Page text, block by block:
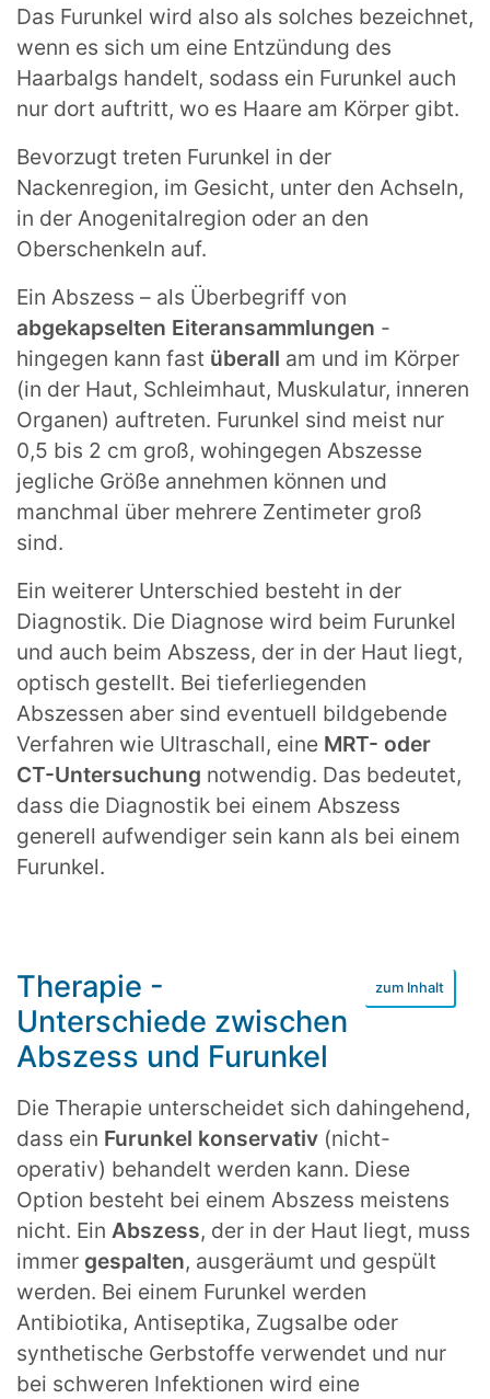
Das Furunkel wird also als solches bezeichnet,
wenn es sich um eine Entzündung des
Haarbalgs handelt, sodass ein Furunkel auch
nur dort auftritt, wo es Haare am Körper gibt.
Bevorzugt treten Furunkel in der
Nackenregion, im Gesicht, unter den Achseln,
in der Anogenitalregion oder an den
Oberschenkeln auf.
Ein Abszess – als Überbegriff von
abgekapselten Eiteransammlungen -
hingegen kann fast überall am und im Körper
(in der Haut, Schleimhaut, Muskulatur, inneren
Organen) auftreten. Furunkel sind meist nur
0,5 bis 2 cm groß, wohingegen Abszesse
jegliche Größe annehmen können und
manchmal über mehrere Zentimeter groß
sind.
Ein weiterer Unterschied besteht in der
Diagnostik. Die Diagnose wird beim Furunkel
und auch beim Abszess, der in der Haut liegt,
optisch gestellt. Bei tieferliegenden
Abszessen aber sind eventuell bildgebende
Verfahren wie Ultraschall, eine MRT- oder
CT-Untersuchung notwendig. Das bedeutet,
dass die Diagnostik bei einem Abszess
generell aufwendiger sein kann als bei einem
Furunkel.
Therapie -
Unterschiede zwischen
Abszess und Furunkel
Die Therapie unterscheidet sich dahingehend,
dass ein Furunkel konservativ (nicht-
operativ) behandelt werden kann. Diese
Option besteht bei einem Abszess meistens
nicht. Ein Abszess, der in der Haut liegt, muss
immer gespalten, ausgeräumt und gespült
werden. Bei einem Furunkel werden
Antibiotika, Antiseptika, Zugsalbe oder
synthetische Gerbstoffe verwendet und nur
bei schweren Infektionen wird eine